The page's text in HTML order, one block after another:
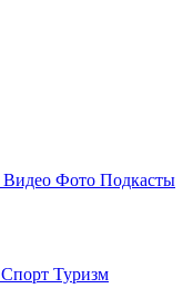
Видео Фото Подкасты
Спорт Туризм